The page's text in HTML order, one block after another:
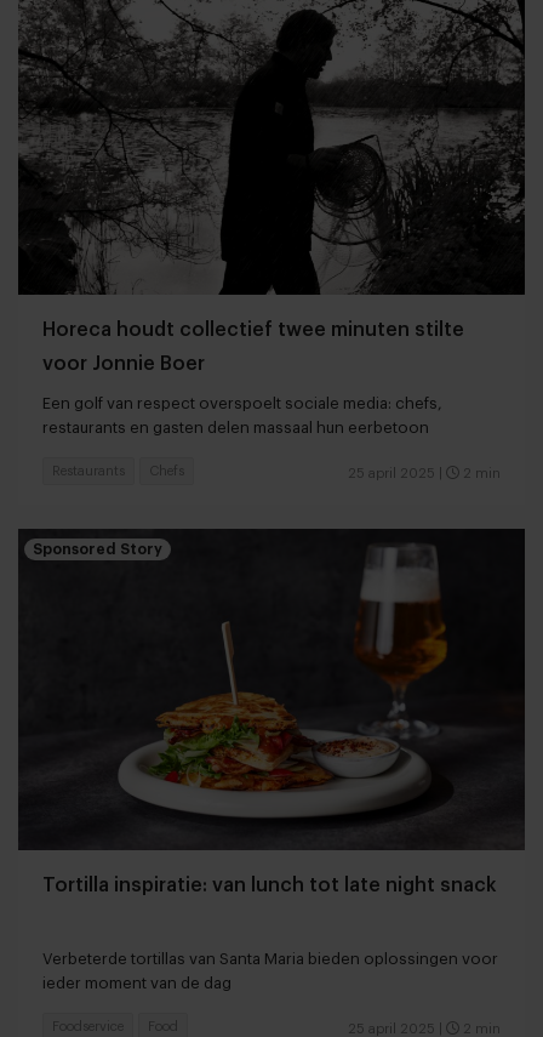
Horeca houdt collectief twee minuten stilte
voor Jonnie Boer
Een golf van respect overspoelt sociale media: chefs,
restaurants en gasten delen massaal hun eerbetoon
25 april 2025 2 min
Restaurants Chefs
Sponsored Story
Tortilla inspiratie: van lunch tot late night snack
Verbeterde tortillas van Santa Maria bieden oplossingen voor
ieder moment van de dag
25 april 2025 2 min
Foodservice Food